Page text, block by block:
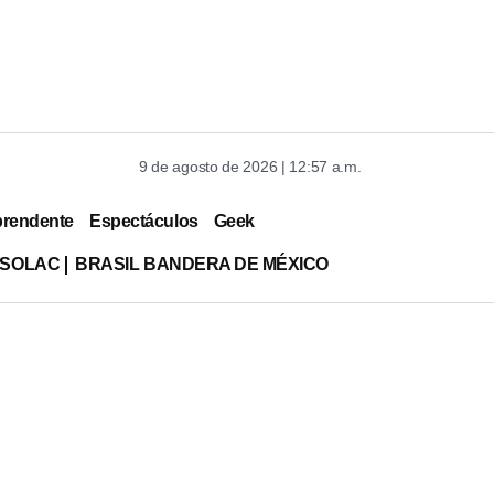
9 de agosto de 2026 | 12:57 a.m.
Espectáculos Geek
BRASIL BANDERA DE MÉXICO